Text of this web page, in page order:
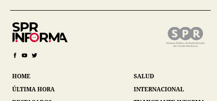
HOME
ÚLTIMA HORA
SALUD
INTERNACIONAL